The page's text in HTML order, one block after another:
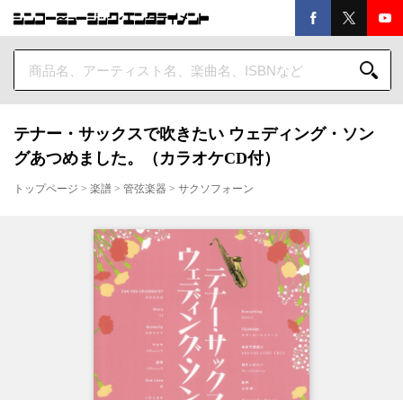
テナー・サックスで吹きたい ウェディング・ソン
グあつめました。（カラオケCD付）
トップページ > 楽譜 > 管弦楽器 > サクソフォーン